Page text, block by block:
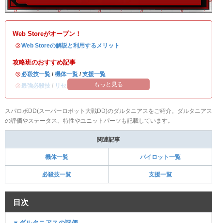
Web Storeがオープン！
・Web Storeの解説と利用するメリット
攻略班のおすすめ記事
・ 必殺技一覧 / 機体一覧 / 支援一覧
・最強必殺技 / リセマラ当たりランキング
もっと見る
スパロボDD(スーパーロボット大戦DD)のダルタニアスをご紹介。ダルタニアス
の評価やステータス、特性やユニットパーツも記載しています。
関連記事
機体一覧 パイロット一覧
必殺技一覧 支援一覧
目次